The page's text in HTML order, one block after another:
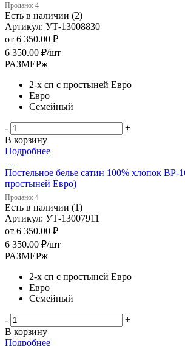
Продано: 4
Есть в наличии (2)
Артикул: УТ-13008830
от 6 350.00 ₽
6 350.00 ₽/шт
РАЗМЕРж
2-х сп с простыней Евро
Евро
Семейный
-
+
В корзину
Подробнее
Постельное белье сатин 100% хлопок
простыней Евро)
Продано: 4
Есть в наличии (1)
Артикул: УТ-13007911
от 6 350.00 ₽
6 350.00 ₽/шт
РАЗМЕРж
2-х сп с простыней Евро
Евро
Семейный
-
+
В корзину
Подробнее